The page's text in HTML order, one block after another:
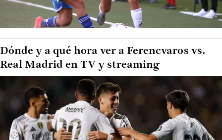
Dónde y a qué hora ver a Ferencvaros vs.
Real Madrid en TV y streaming